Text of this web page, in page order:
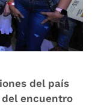
del país
encuentro